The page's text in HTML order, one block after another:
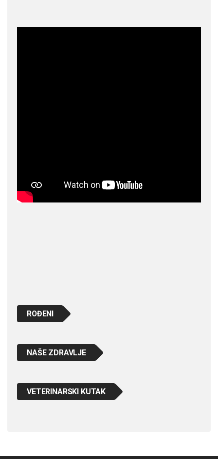
ROĐENI
NAŠE ZDRAVLJE
VETERINARSKI KUTAK